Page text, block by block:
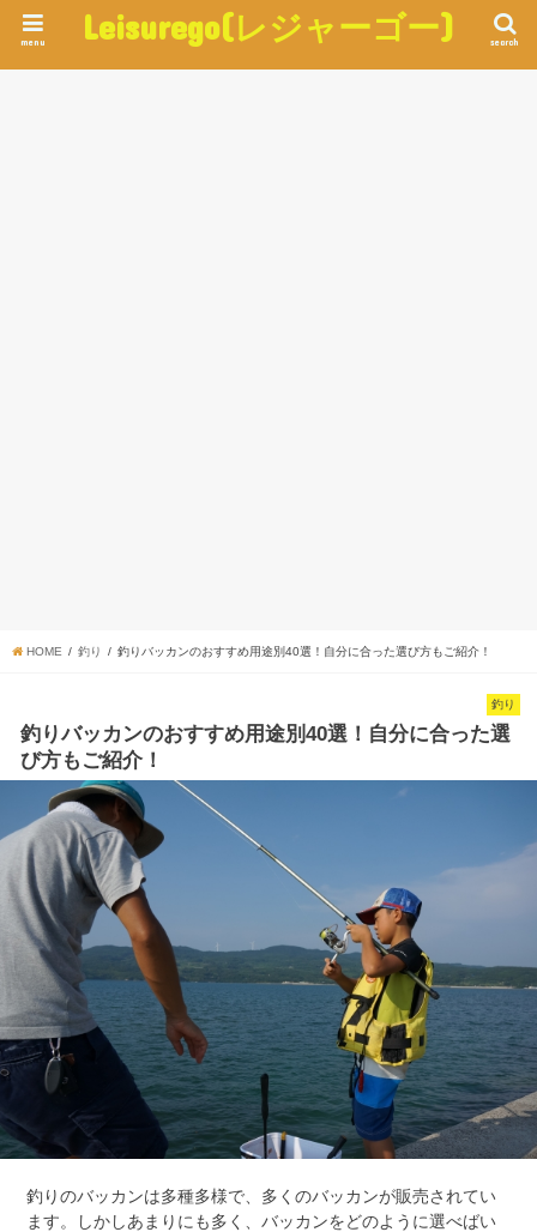
Leisurego(レジャーゴー) search
menu
HOME 釣り 釣りバッカンのおすすめ用途別40選！自分に合った選び方もご紹介！
釣り
釣りバッカンのおすすめ用途別40選！自分に合った選
び方もご紹介！
釣りのバッカンは多種多様で、多くのバッカンが販売されてい
ます。しかしあまりにも多く、バッカンをどのように選べばい